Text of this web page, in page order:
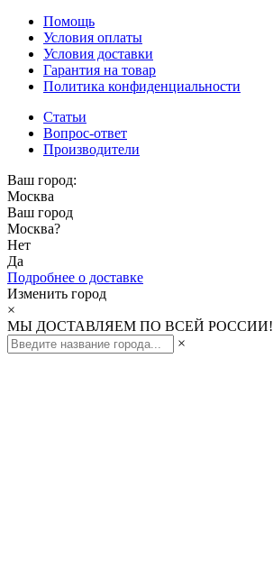
Помощь
Условия оплаты
Условия доставки
Гарантия на товар
Политика конфиденциальности
Статьи
Вопрос-ответ
Производители
Ваш город:
Москва
Ваш город
Москва?
Нет
Да
Подробнее о доставке
Изменить город
×
МЫ ДОСТАВЛЯЕМ ПО ВСЕЙ РОССИИ!
×